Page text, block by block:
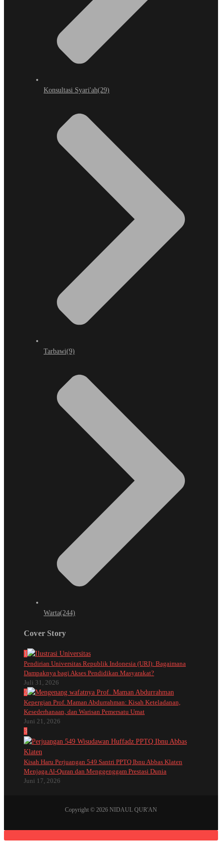
Konsultasi Syari'ah(29)
Tarbawi(9)
Warta(244)
Cover Story
1
Pendirian Universitas Republik Indonesia (URI): Bagaimana
Dampaknya bagi Akses Pendidikan Masyarakat?
Juli 31, 2026
2
Kepergian Prof. Maman Abdurrahman: Kisah Keteladanan,
Kesederhanaan, dan Warisan Pemersatu Umat
Juni 21, 2026
3
Kisah Haru Perjuangan 549 Santri PPTQ Ibnu Abbas Klaten
Menjaga Al-Quran dan Menggenggam Prestasi Dunia
Juni 17, 2026
Copyright © 2026 NIDAUL QUR'AN